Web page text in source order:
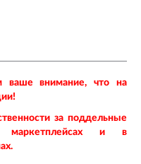
ваше внимание, что на
за поддельные
маркетплейсах и в